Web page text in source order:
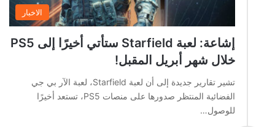
الاخبار
إشاعة: لعبة Starfield ستأتي أخيرًا إلى PS5
خلال شهر أبريل المقبل!
تشير تقارير جديدة إلى أن لعبة Starfield، لعبة الآر بي جي
الفضائية المنتظر صدورها على منصات PS5، تستعد أخيرًا
للوصول…